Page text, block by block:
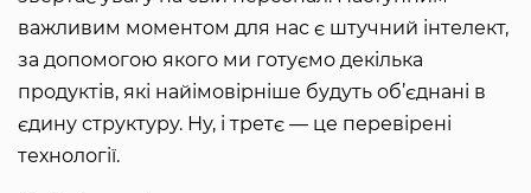
важливим моментом для нас є штучний інтелект,
за допомогою якого ми готуємо декілька
продуктів, які найімовірніше будуть об’єднані в
єдину структуру. Ну, і третє — це перевірені
технології.